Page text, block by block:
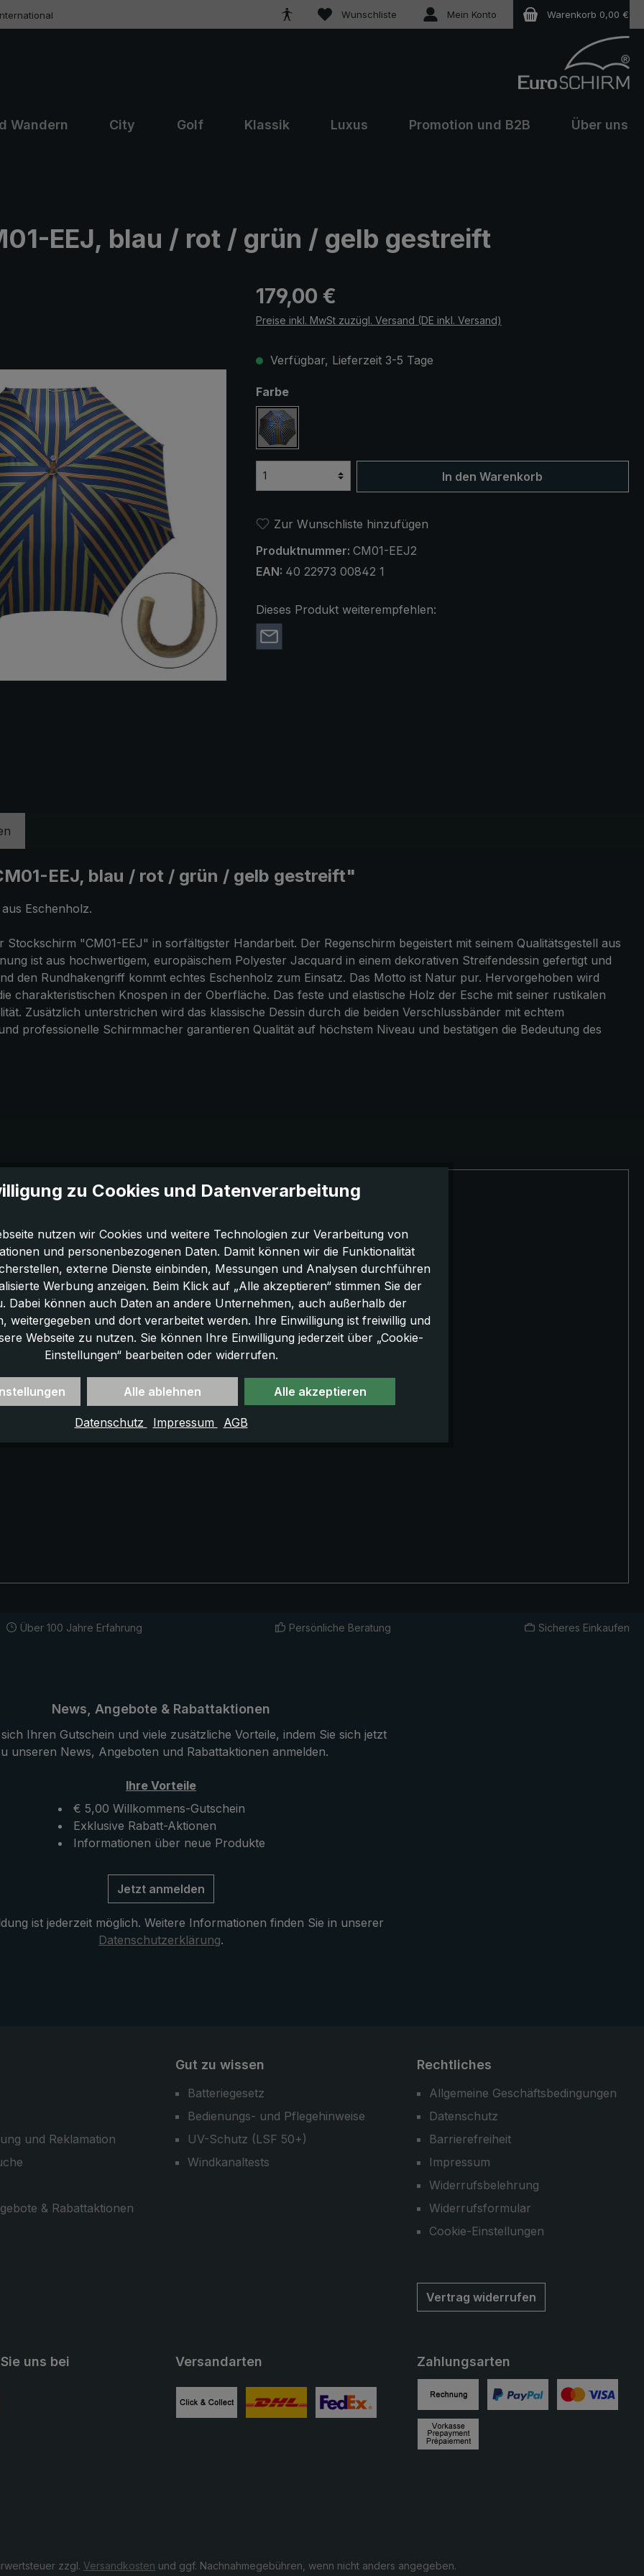
Wunschliste Du hast 0 Produkte auf dem Merkzettel
Mein Konto Warenkorb 0,00 €
Wandern City Golf Klassik Luxus Promotion und B2B Über uns
EEJ, blau / rot / grün / gelb gestreift
Regulärer Preis:
179,00 €
Preise inkl. MwSt zuzügl. Versand (DE inkl. Versand)
Verfügbar, Lieferzeit 3-5 Tage
Farbeauswählen
blau / rot / grün / gelb gestreift
In den Warenkorb
Zur Wunschliste hinzufügen
Produktnummer: CM01-EEJ2
EAN: 40 22973 00842 1
Dieses Produkt weiterempfehlen:
EEJ, blau / rot / grün / gelb gestreift"
Eschenholz.
"CM01-EEJ" in sorfältigster Handarbeit. Der Regenschirm begeistert mit seinem Qualitätsgestell aus
ist aus hochwertigem, europäischem Polyester Jacquard in einem dekorativen Streifendessin gefertigt und
den Rundhakengriff kommt echtes Eschenholz zum Einsatz. Das Motto ist Natur pur. Hervorgehoben wird
charakteristischen Knospen in der Oberfläche. Das feste und elastische Holz der Esche mit seiner rustikalen
Zusätzlich unterstrichen wird das klassische Dessin durch die beiden Verschlussbänder mit echtem
professionelle Schirmmacher garantieren Qualität auf höchstem Niveau und bestätigen die Bedeutung des
Über 100 Jahre Erfahrung Persönliche Beratung Sicheres Einkaufen
News, Angebote & Rabattaktionen
Ihren Gutschein und viele zusätzliche Vorteile, indem Sie sich jetzt
unseren News, Angeboten und Rabattaktionen anmelden.
Ihre Vorteile
€ 5,00 Willkommens-Gutschein
Exklusive Rabatt-Aktionen
Informationen über neue Produkte
Jetzt anmelden
ist jederzeit möglich. Weitere Informationen finden Sie in unserer
Datenschutzerklärung.
und Reklamation
& Rabattaktionen
Gut zu wissen
Batteriegesetz
Bedienungs- und Pflegehinweise
UV-Schutz (LSF 50+)
Windkanaltests
Rechtliches
Allgemeine Geschäftsbedingungen
Datenschutz
Barrierefreiheit
Impressum
Widerrufsbelehrung
Widerrufsformular
Cookie-Einstellungen
Vertrag widerrufen
uns bei Versandarten
Benutzerdefiniertes Bild 3
Zahlungsarten
Rechnung
zzgl. Versandkosten und ggf. Nachnahmegebühren, wenn nicht anders angegeben.
zu Cookies und Datenverarbeitung
nutzen wir Cookies und weitere Technologien zur Verarbeitung von
und personenbezogenen Daten. Damit können wir die Funktionalität
externe Dienste einbinden, Messungen und Analysen durchführen
Werbung anzeigen. Beim Klick auf „Alle akzeptieren“ stimmen Sie der
Dabei können auch Daten an andere Unternehmen, auch außerhalb der
weitergegeben und dort verarbeitet werden. Ihre Einwilligung ist freiwillig und
Webseite zu nutzen. Sie können Ihre Einwilligung jederzeit über „Cookie-
Einstellungen“ bearbeiten oder widerrufen.
Alle ablehnen Alle akzeptieren
Datenschutz Impressum AGB